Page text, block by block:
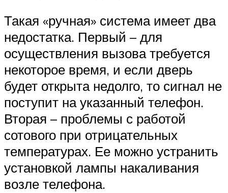
Такая «ручная» система имеет два
недостатка. Первый – для
осуществления вызова требуется
некоторое время, и если дверь
будет открыта недолго, то сигнал не
поступит на указанный телефон.
Вторая – проблемы с работой
сотового при отрицательных
температурах. Ее можно устранить
установкой лампы накаливания
возле телефона.